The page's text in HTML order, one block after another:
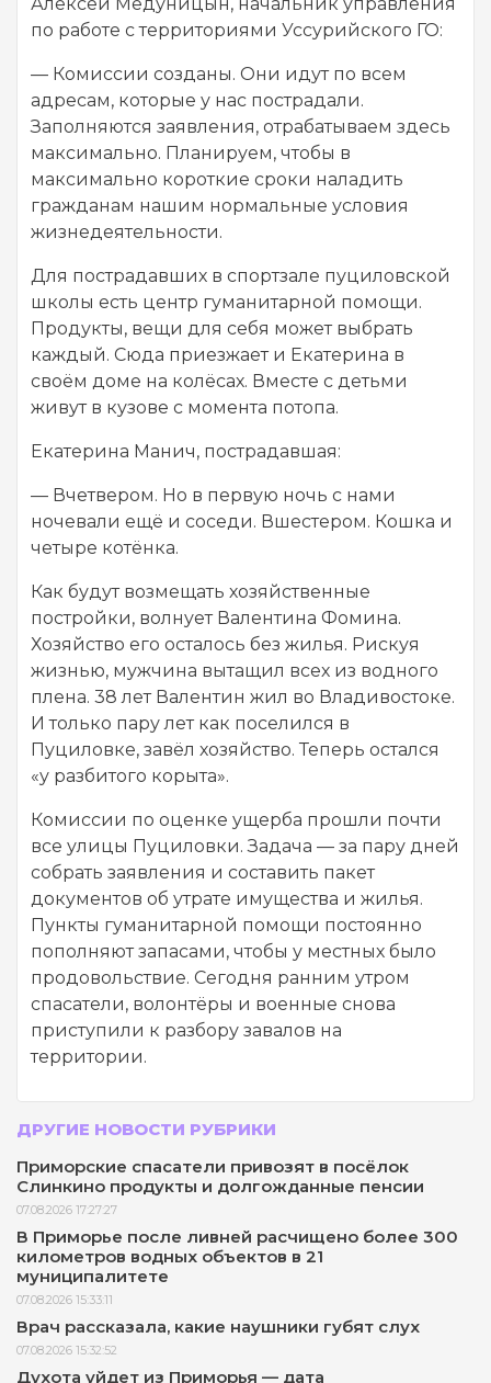
по работе с территориями Уссурийского ГО:
— Комиссии созданы. Они идут по всем
адресам, которые у нас пострадали.
Заполняются заявления, отрабатываем здесь
максимально. Планируем, чтобы в
максимально короткие сроки наладить
гражданам нашим нормальные условия
жизнедеятельности.
Для пострадавших в спортзале пуциловской
школы есть центр гуманитарной помощи.
Продукты, вещи для себя может выбрать
каждый. Сюда приезжает и Екатерина в
своём доме на колёсах. Вместе с детьми
живут в кузове с момента потопа.
Екатерина Манич, пострадавшая:
— Вчетвером. Но в первую ночь с нами
ночевали ещё и соседи. Вшестером. Кошка и
четыре котёнка.
Как будут возмещать хозяйственные
постройки, волнует Валентина Фомина.
Хозяйство его осталось без жилья. Рискуя
жизнью, мужчина вытащил всех из водного
плена. 38 лет Валентин жил во Владивостоке.
И только пару лет как поселился в
Пуциловке, завёл хозяйство. Теперь остался
«у разбитого корыта».
Комиссии по оценке ущерба прошли почти
все улицы Пуциловки. Задача — за пару дней
собрать заявления и составить пакет
документов об утрате имущества и жилья.
Пункты гуманитарной помощи постоянно
пополняют запасами, чтобы у местных было
продовольствие. Сегодня ранним утром
спасатели, волонтёры и военные снова
приступили к разбору завалов на
территории.
ДРУГИЕ НОВОСТИ РУБРИКИ
Приморские спасатели привозят в посёлок
Слинкино продукты и долгожданные пенсии
07.08.2026 17:27:27
В Приморье после ливней расчищено более 300
километров водных объектов в 21
муниципалитете
07.08.2026 15:33:11
Врач рассказала, какие наушники губят слух
07.08.2026 15:32:52
Духота уйдет из Приморья — дата